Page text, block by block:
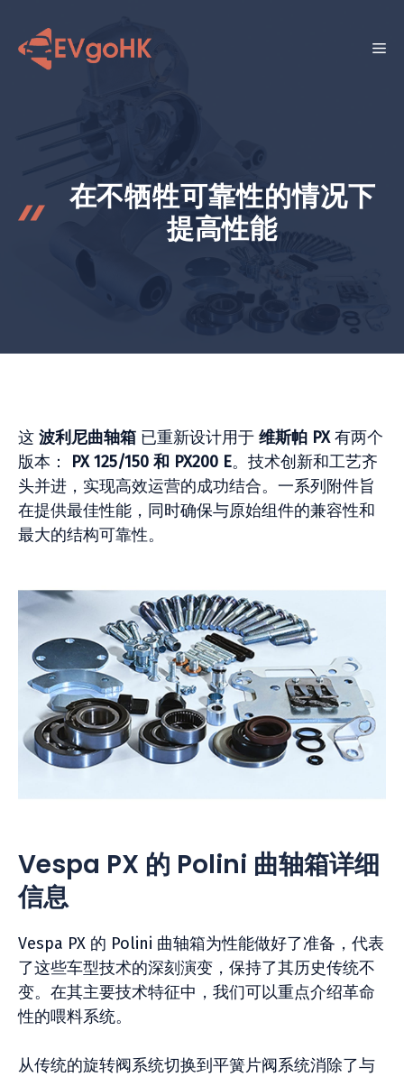
菜
在不牺牲可靠性的情况下
提高性能
这 波利尼曲轴箱 已重新设计用于 维斯帕 PX有两个
版本： PX 125/150 和 PX200 E。技术创新和工艺齐
头并进，实现高效运营的成功结合。一系列附件旨
在提供最佳性能，同时确保与原始组件的兼容性和
最大的结构可靠性。
Vespa PX 的 Polini 曲轴箱详细
信息
Vespa PX 的 Polini 曲轴箱为性能做好了准备，代表
了这些车型技术的深刻演变，保持了其历史传统不
变。在其主要技术特征中，我们可以重点介绍革命
性的喂料系统。
从传统的旋转阀系统切换到平簧片阀系统消除了与